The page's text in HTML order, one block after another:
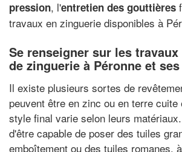
pression, l'entretien des gouttières
travaux en zinguerie disponibles à
Se renseigner sur les
de zinguerie à Péronne et
Il existe plusieurs sortes de
peuvent être en zinc ou en terre
style final varie selon leurs
d'être capable de poser des tuiles
emboîtement ou des tuiles romanes,